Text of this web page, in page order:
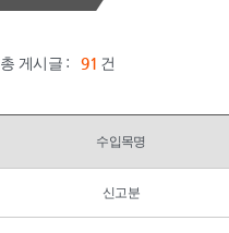
총 게시글 : 91 건
수입목명
신고분